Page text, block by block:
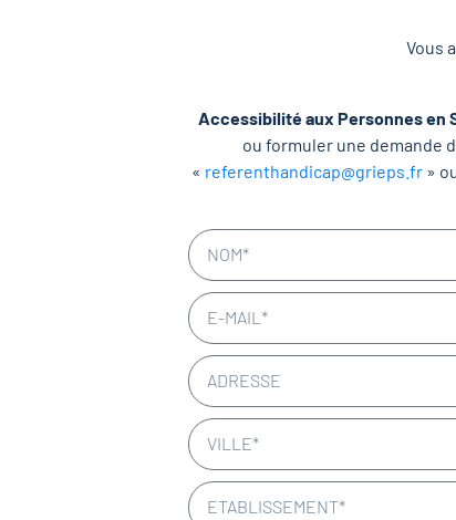
Vous
Accessibilité aux Personnes en
ou formuler une demande
« referenthandicap@grieps.fr »